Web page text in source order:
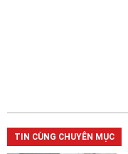
TIN CÙNG CHUYÊN MỤC